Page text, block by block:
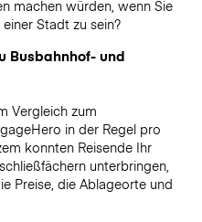
machen würden, wenn Sie
Stadt zu sein?
Busbahnhof- und
Vergleich zum
in der Regel pro
konnten Reisende Ihr
unterbringen,
Preise, die Ablageorte und